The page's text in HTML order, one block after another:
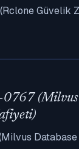
Güvelik
0767 (Milvus